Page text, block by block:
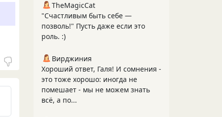
TheMagicCat
"Счастливым быть себе —
позволь!" Пусть даже если это
роль. :)
Вирджиния
Хороший ответ, Галя! И сомнения -
это тоже хорошо: иногда не
помешает - мы не можем знать
всё, а по...